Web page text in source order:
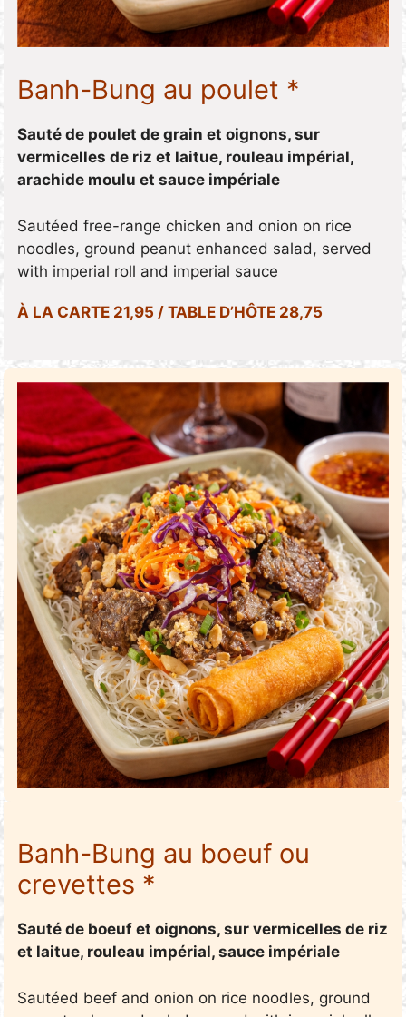
Banh-Bung au poulet *
Sauté de poulet de grain et oignons, sur
vermicelles de riz et laitue, rouleau impérial,
arachide moulu et sauce impériale
Sautéed free-range chicken and onion on rice
noodles, ground peanut enhanced salad, served
with imperial roll and imperial sauce
À LA CARTE 21,95 / TABLE D’HÔTE 28,75
Banh-Bung au boeuf ou
crevettes *
Sauté de boeuf et oignons, sur vermicelles de riz
et laitue, rouleau impérial, sauce impériale
Sautéed beef and onion on rice noodles, ground